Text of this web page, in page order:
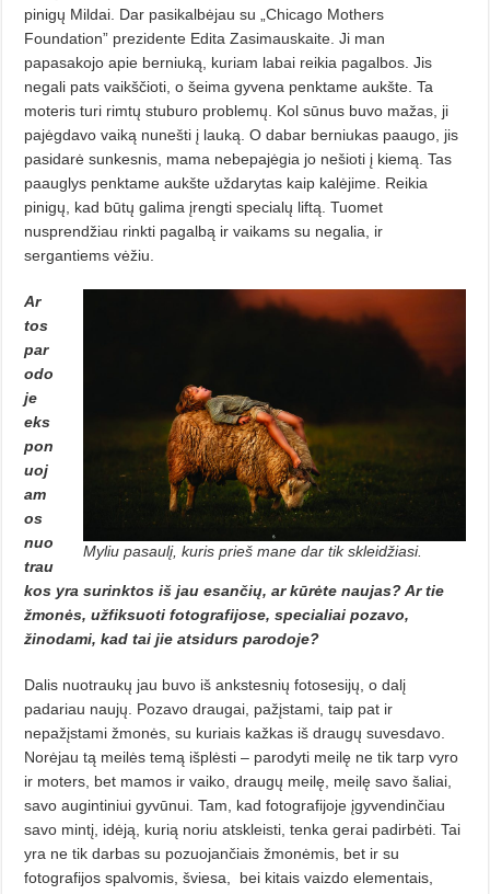
pinigų Mildai. Dar pasikalbėjau su „Chicago Mothers
Foundation” prezidente Edita Zasimauskaite. Ji man
papasakojo apie berniuką, kuriam labai reikia pagalbos. Jis
negali pats vaikščioti, o šeima gyvena penktame aukšte. Ta
moteris turi rimtų stuburo problemų. Kol sūnus buvo mažas, ji
pajėgdavo vaiką nunešti į lauką. O dabar berniukas paaugo, jis
pasidarė sunkes­nis, mama nebepajėgia jo nešioti į kiemą. Tas
paauglys penktame aukšte už­darytas kaip kalėjime. Reikia
pinigų, kad būtų galima įrengti specialų liftą. Tuomet
nusprendžiau rinkti pagalbą ir vaikams su negalia, ir
sergantiems vė­žiu.
Myliu pasaulį, kuris prieš mane dar tik skleidžiasi.
Ar
tos
par
odo
je
eks
pon
uoj
am
os
nuo
trau
kos yra surinktos iš jau esančių, ar kūrėte naujas? Ar tie
žmonės, užfiksuoti fotografijose, specialiai pozavo,
žinodami, kad tai jie atsidurs parodoje?
Dalis nuotraukų jau buvo iš ankstesnių fotosesijų, o dalį
padariau naujų. Pozavo draugai, pažįstami, taip pat ir
nepažįstami žmonės, su kuriais kažkas iš draugų suvesdavo.
Norėjau tą meilės temą išplėsti – parodyti meilę ne tik tarp vyro
ir moters, bet mamos ir vaiko, draugų meilę, meilę savo šaliai,
savo augintiniui gyvūnui. Tam, kad fotografijoje įgyvendinčiau
savo mintį, idėją, kurią noriu atskleisti, tenka gerai padirbėti. Tai
yra ne tik darbas su pozuojančiais žmonėmis, bet ir su
fotografijos spalvomis, šviesa,
bei kitais vaizdo elementais,